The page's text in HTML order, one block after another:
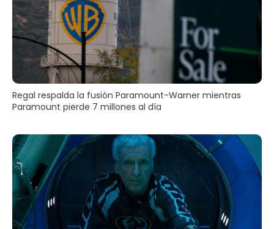
Regal respalda la fusión Paramount-Warner mientras
Paramount pierde 7 millones al día